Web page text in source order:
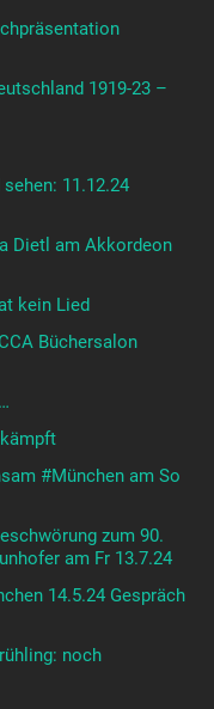
1919-23 –
11.12.24
Dietl am Akkordeon
kein Lied
Büchersalon
#München am So
zum 90.
am Fr 13.7.24
14.5.24 Gespräch
noch